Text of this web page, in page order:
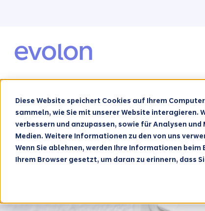
Diese Website speichert Cookies auf Ihrem
sammeln, wie Sie mit unserer Website interagieren.
verbessern und anzupassen, sowie für Analysen
Medien. Weitere Informationen zu den von uns
Wenn Sie ablehnen, werden Ihre Informationen
Ihrem Browser gesetzt, um daran zu erinnern, dass